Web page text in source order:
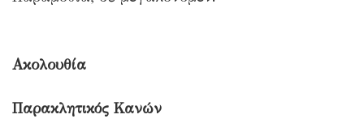
Ακολουθία
Παρακλητικός Κανών